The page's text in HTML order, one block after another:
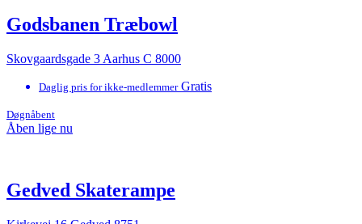
Godsbanen Træbowl
Skovgaardsgade 3 Aarhus C 8000
Daglig pris for ikke-medlemmer Gratis
Døgnåbent
Åben lige nu
Gedved Skaterampe